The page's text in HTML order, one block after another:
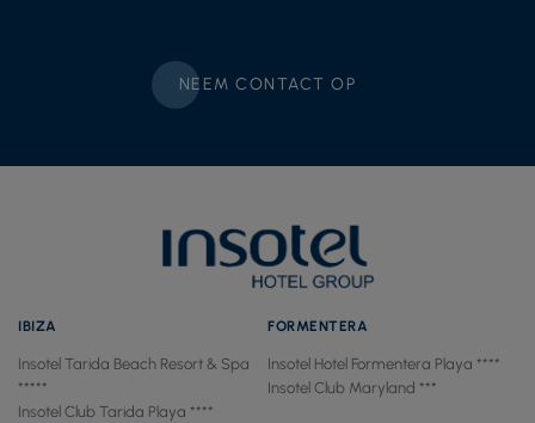
NEEM CONTACT OP
IBIZA
Insotel Tarida Beach Resort & Spa
*****
Insotel Club Tarida Playa ****
FORMENTERA
Insotel Hotel Formentera Playa ****
Insotel Club Maryland ***